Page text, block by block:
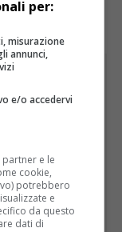
per:
misurazione
annunci,
e/o accedervi
e le
cookie,
potrebbero
e
da questo
dati di